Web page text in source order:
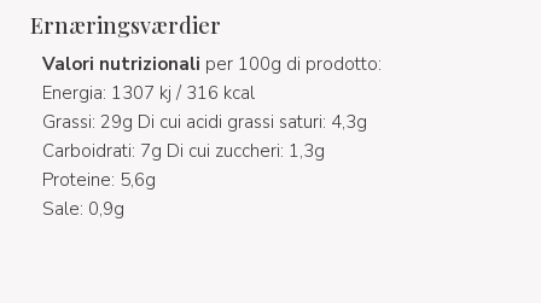
Ernæringsværdier
Valori nutrizionali per 100g di prodotto:
Energia: 1307 kj / 316 kcal
Grassi: 29g Di cui acidi grassi saturi: 4,3g
Carboidrati: 7g Di cui zuccheri: 1,3g
Proteine: 5,6g
Sale: 0,9g